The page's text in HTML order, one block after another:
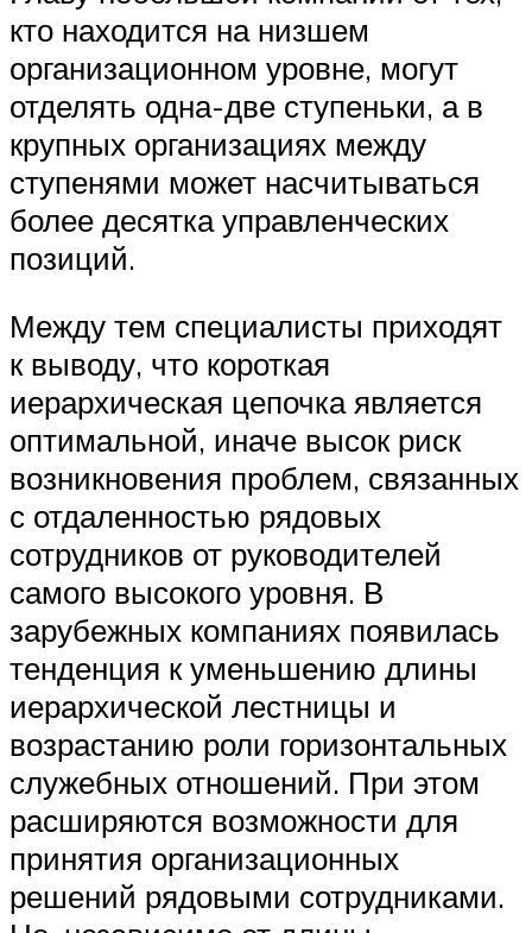
кто находится на низшем
организационном уровне, могут
отделять одна-две ступеньки, а в
крупных организациях между
ступенями может насчитываться
более десятка управленческих
позиций.
Между тем специалисты приходят
к выводу, что короткая
иерархическая цепочка является
оптимальной, иначе высок риск
возникновения проблем, связанных
с отдаленностью рядовых
сотрудников от руководителей
самого высокого уровня. В
зарубежных компаниях появилась
тенденция к уменьшению длины
иерархической лестницы и
возрастанию роли горизонтальных
служебных отношений. При этом
расширяются возможности для
принятия организационных
решений рядовыми сотрудниками.